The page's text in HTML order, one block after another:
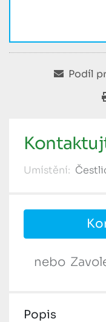
Podíl
Umístění:
nebo
Popis